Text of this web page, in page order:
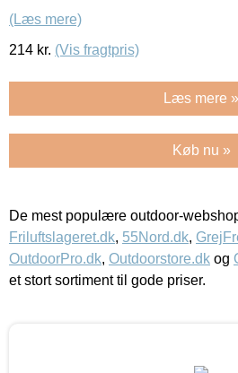
(Læs mere)
214 kr. (Vis fragtpris)
Læs mere »
Køb nu »
De mest populære outdoor-
Friluftslageret.dk, 55Nord.dk,
OutdoorPro.dk, Outdoorstore.dk og
et stort sortiment til gode priser.